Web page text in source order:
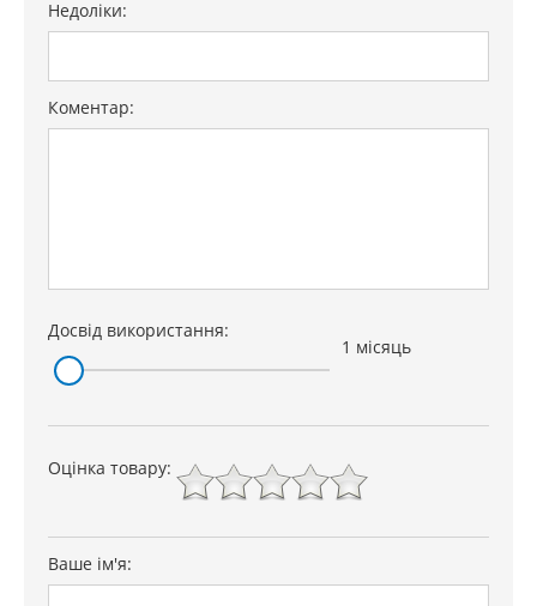
Недоліки:
Коментар:
Досвід використання:
1 місяць
Оцінка товару:
Ваше ім'я: